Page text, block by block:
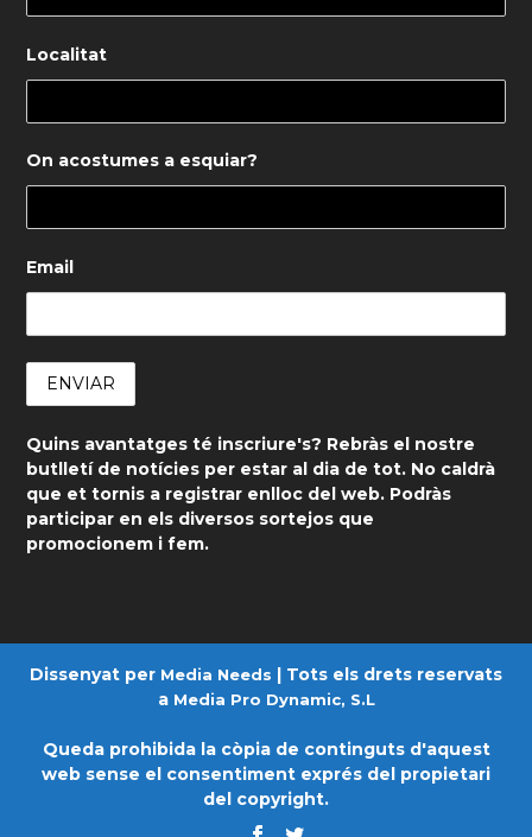
Localitat
On acostumes a esquiar?
Email
Quins avantatges té inscriure's? Rebràs el nostre
butlletí de notícies per estar al dia de tot. No caldrà
que et tornis a registrar enlloc del web. Podràs
participar en els diversos sortejos que
promocionem i fem.
Dissenyat per Media Needs
| Tots els drets reservats
a Media Pro Dynamic, S.L
Queda prohibida la còpia de continguts d'aquest
web sense el consentiment exprés del propietari
del copyright.